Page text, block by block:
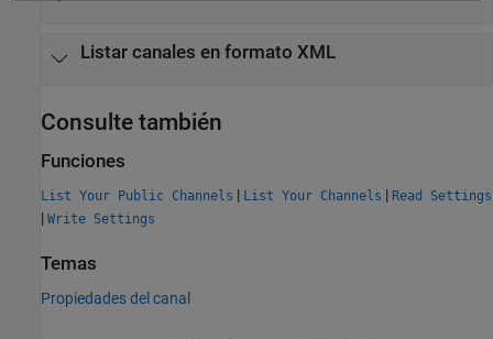
Listar canales en formato XML
Consulte también
Funciones
List Your Public Channels | List Your Channels | Read Settings
| Write Settings
Temas
Propiedades del canal